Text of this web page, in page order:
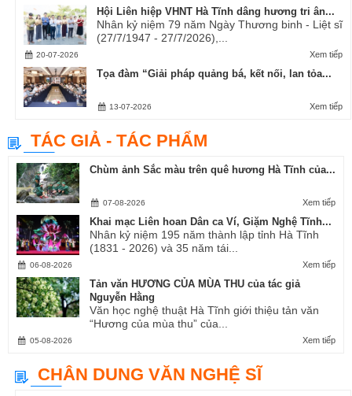
Hội Liên hiệp VHNT Hà Tĩnh dâng hương tri ân...
Nhân kỷ niệm 79 năm Ngày Thương binh - Liệt sĩ
(27/7/1947 - 27/7/2026),...
Xem tiếp
20-07-2026
Tọa đàm “Giải pháp quảng bá, kết nối, lan tỏa...
Xem tiếp
13-07-2026
TÁC GIẢ - TÁC PHẨM
Chùm ảnh Sắc màu trên quê hương Hà Tĩnh của...
Xem tiếp
07-08-2026
Khai mạc Liên hoan Dân ca Ví, Giặm Nghệ Tĩnh...
Nhân kỷ niệm 195 năm thành lập tỉnh Hà Tĩnh
(1831 - 2026) và 35 năm tái...
Xem tiếp
06-08-2026
Tản văn HƯƠNG CỦA MÙA THU của tác giả
Nguyễn Hằng
Văn học nghệ thuật Hà Tĩnh giới thiệu tản văn
“Hương của mùa thu” của...
Xem tiếp
05-08-2026
CHÂN DUNG VĂN NGHỆ SĨ